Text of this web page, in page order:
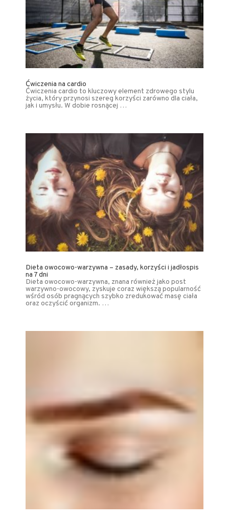
Ćwiczenia na cardio
Ćwiczenia cardio to kluczowy element zdrowego stylu
życia, który przynosi szereg korzyści zarówno dla ciała,
jak i umysłu. W dobie rosnącej …
Dieta owocowo-warzywna – zasady, korzyści i jadłospis
na 7 dni
Dieta owocowo-warzywna, znana również jako post
warzywno-owocowy, zyskuje coraz większą popularność
wśród osób pragnących szybko zredukować masę ciała
oraz oczyścić organizm. …